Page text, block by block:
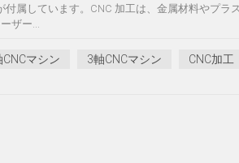
属しています。CNC 加工は、金属材料やプラ
ザー...
CNCマシン 3軸CNCマシン CNC加工